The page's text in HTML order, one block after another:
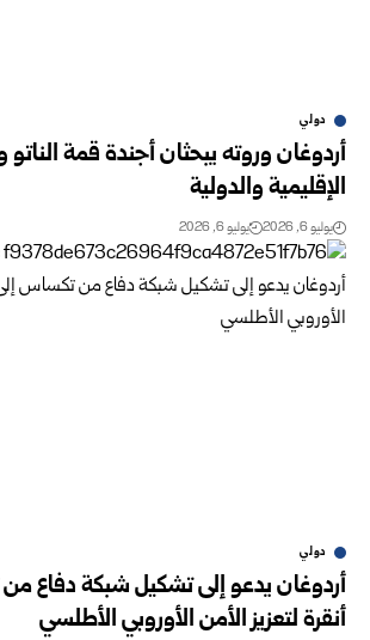
دولي
أردوغان وروته يبحثان أجندة قمة
الإقليمية والدولية
يوليو 6, 2026 يوليو 6, 2026
دولي
أردوغان يدعو إلى تشكيل شبكة دفاع
أنقرة لتعزيز الأمن الأوروبي الأطلسي ‏